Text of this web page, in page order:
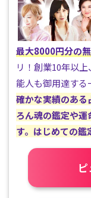
最大8000円分の
リ！創業10年以
能人も御用達する
確かな実績のある
ろん魂の鑑定や
す。はじめての鑑